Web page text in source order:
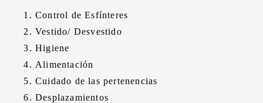
Control de Esfínteres
Vestido/ Desvestido
Higiene
Alimentación
Cuidado de las pertenencias
Desplazamientos